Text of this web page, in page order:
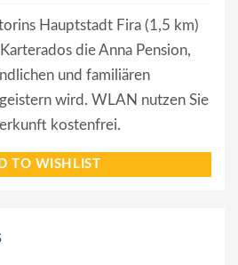
Hauptstadt Fira (1,5 km)
die Anna Pension,
und familiären
wird. WLAN nutzen Sie
kostenfrei.
TO WISHLIST